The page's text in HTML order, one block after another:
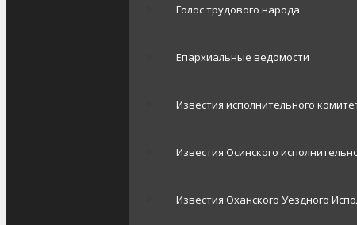
Голос трудового народа
Епархиальные ведомости
Известия исполнительного
Известия Осинского
Известия Оханского Уездного